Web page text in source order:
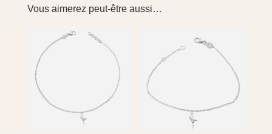
Vous aimerez peut-être aussi…